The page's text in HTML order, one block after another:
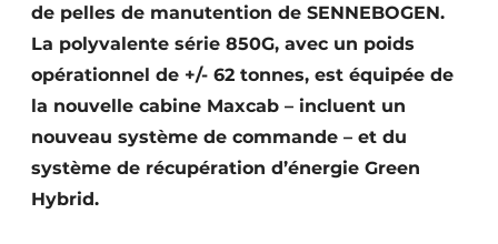
de pelles de manutention de SENNEBOGEN.
La polyvalente série 850G, avec un poids
opérationnel de +/- 62 tonnes, est équipée de
la nouvelle cabine Maxcab – incluent un
nouveau système de commande – et du
système de récupération d’énergie Green
Hybrid.